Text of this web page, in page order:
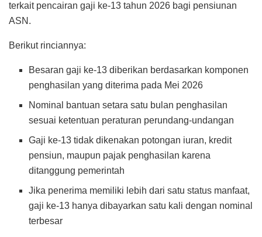
terkait pencairan gaji ke-13 tahun 2026 bagi pensiunan
ASN.
Berikut rinciannya:
Besaran gaji ke-13 diberikan berdasarkan komponen
penghasilan yang diterima pada Mei 2026
Nominal bantuan setara satu bulan penghasilan
sesuai ketentuan peraturan perundang-undangan
Gaji ke-13 tidak dikenakan potongan iuran, kredit
pensiun, maupun pajak penghasilan karena
ditanggung pemerintah
Jika penerima memiliki lebih dari satu status manfaat,
gaji ke-13 hanya dibayarkan satu kali dengan nominal
terbesar